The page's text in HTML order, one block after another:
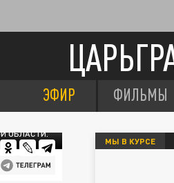
ЭФИР ФИЛЬМЫ
ОБЛАСТИ.
МЫ В КУРСЕ